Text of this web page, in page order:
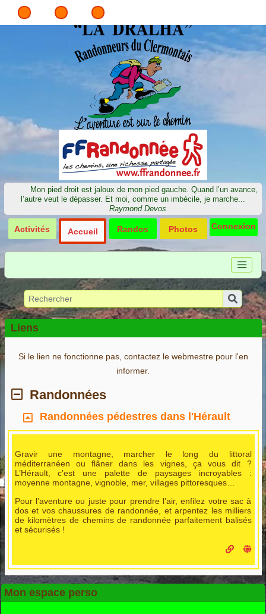
Mon pied droit est jaloux de mon pied gauche. Quand l’un avance,
l’autre veut le dépasser. Et moi, comme un imbécile, je marche...
Raymond Devos
Activités Accueil Randos Photos Connexion
Liens
Si le lien ne fonctionne pas, contactez le webmestre pour l'en
informer.
Randonnées
Randonnées pédestres dans l'Hérault
Gravir une montagne, marcher le long du littoral
méditerranéen ou flâner dans les vignes, ça vous dit ?
L’Hérault, c’est une palette de paysages incroyables :
moyenne montagne, vignoble, mer, villages pittoresques…
Pour l’aventure ou juste pour prendre l’air, enfilez votre sac à
dos et vos chaussures de randonnée, et arpentez les milliers
de kilomètres de chemins de randonnée parfaitement balisés
et sécurisés !
Mon espace perso